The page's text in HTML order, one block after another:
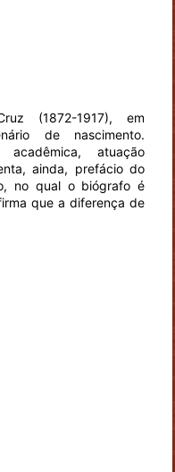
(1872-1917), em
de nascimento.
atuação
ainda, prefácio do
no qual o biógrafo é
que a diferença de